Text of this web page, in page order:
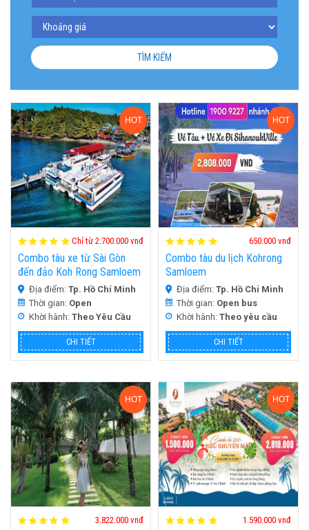
TÌM KIẾM
HOT
Chỉ từ 2.700.000 vnđ
Combo tàu xe từ Sài Gòn
đến đảo Koh Rong Samloem
Địa điểm: Tp. Hồ Chí Minh
Thời gian: Open
Khời hành: Theo Yêu Cầu
CHI TIẾT
HOT
650.000 vnđ
Combo tàu du lịch Kohrong
Samloem
Địa điểm: Tp. Hồ Chí Minh
Thời gian: Open bus
Khời hành: Theo yêu cầu
CHI TIẾT
HOT
3.822.000 vnđ
HOT
1.590.000 vnđ